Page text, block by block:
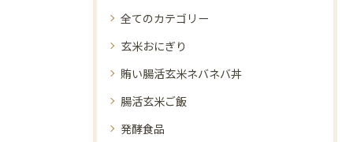
全てのカテゴリー
玄米おにぎり
賄い腸活玄米ネバネバ丼
腸活玄米ご飯
発酵食品